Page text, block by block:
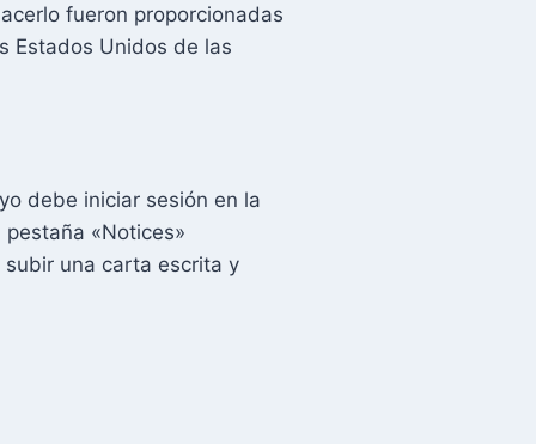
fueron proporcionadas
Estados Unidos de las
debe iniciar sesión en la
pestaña «Notices»
una carta escrita y